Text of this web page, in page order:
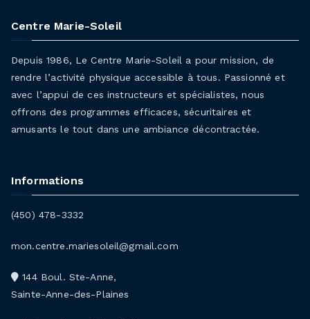
Centre Marie-Soleil
Depuis 1986, Le Centre Marie-Soleil a pour mission, de
rendre l’activité physique accessible à tous. Passionné et
avec l’appui de ces instructeurs et spécialistes, nous
offrons des programmes efficaces, sécuritaires et
amusants le tout dans une ambiance décontractée.
Informations
(450) 478-3332
mon.centre.mariesoleil@gmail.com
144 Boul. Ste-Anne,
Sainte-Anne-des-Plaines